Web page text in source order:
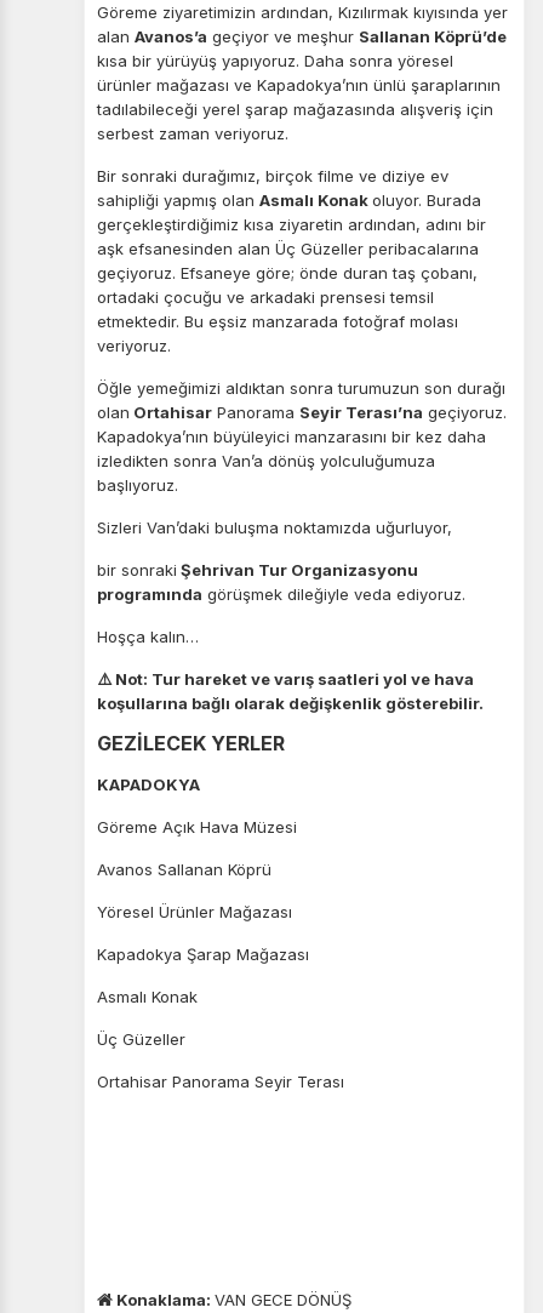
Göreme ziyaretimizin ardından, Kızılırmak kıyısında yer
alan Avanos’a geçiyor ve meşhur Sallanan Köprü’de
kısa bir yürüyüş yapıyoruz. Daha sonra yöresel
ürünler mağazası ve Kapadokya’nın ünlü şaraplarının
tadılabileceği yerel şarap mağazasında alışveriş için
serbest zaman veriyoruz.
Bir sonraki durağımız, birçok filme ve diziye ev
sahipliği yapmış olan Asmalı Konakoluyor. Burada
gerçekleştirdiğimiz kısa ziyaretin ardından, adını bir
aşk efsanesinden alan Üç Güzeller peribacalarına
geçiyoruz. Efsaneye göre; önde duran taş çobanı,
ortadaki çocuğu ve arkadaki prensesi temsil
etmektedir. Bu eşsiz manzarada fotoğraf molası
veriyoruz.
Öğle yemeğimizi aldıktan sonra turumuzun son durağı
olan OrtahisarPanorama Seyir Terası’na geçiyoruz.
Kapadokya’nın büyüleyici manzarasını bir kez daha
izledikten sonra Van’a dönüş yolculuğumuza
başlıyoruz.
Sizleri Van’daki buluşma noktamızda uğurluyor,
bir sonraki Şehrivan Tur Organizasyonu
programında görüşmek dileğiyle veda ediyoruz.
Hoşça kalın…
⚠️ Not: Tur hareket ve varış saatleri yol ve hava
koşullarına bağlı olarak değişkenlik gösterebilir.
GEZİLECEK YERLER
KAPADOKYA
Göreme Açık Hava Müzesi
Avanos Sallanan Köprü
Yöresel Ürünler Mağazası
Kapadokya Şarap Mağazası
Asmalı Konak
Üç Güzeller
Ortahisar Panorama Seyir Terası
Konaklama: VAN GECE DÖNÜŞ